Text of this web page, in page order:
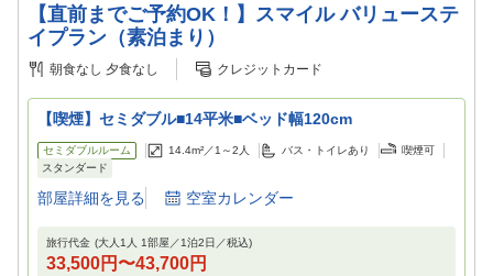
【直前までご予約OK！】スマイル バリューステ
イプラン（素泊まり）
朝食なし 夕食なし クレジットカード
【喫煙】セミダブル■14平米■ベッド幅120cm
セミダブルルーム 14.4m²／1～2 人 バス・トイレあり
喫煙可
スタンダード
部屋詳細を見る 空室カレンダー
旅行代金 (大人1人 1部屋／1泊2日／税込)
33,500円 〜43,700円